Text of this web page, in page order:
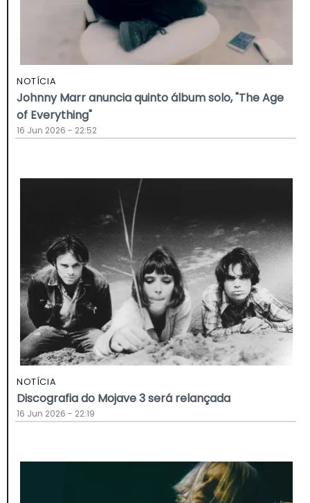
NOTÍCIA
Johnny Marr anuncia quinto álbum solo, "The Age
of Everything"
16 Jun 2026 - 22:52
NOTÍCIA
Discografia do Mojave 3 será relançada
16 Jun 2026 - 22:19